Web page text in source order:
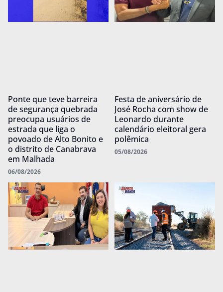
Ponte que teve barreira
de segurança quebrada
preocupa usuários de
estrada que liga o
povoado de Alto Bonito e
o distrito de Canabrava
em Malhada
06/08/2026
Festa de aniversário de
José Rocha com show de
Leonardo durante
calendário eleitoral gera
polêmica
05/08/2026